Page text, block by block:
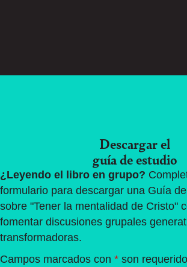
Descargar el
guía de estudio
¿Leyendo el libro en grupo?
formulario para descargar una Guía
sobre "Tener la mentalidad de Cristo"
fomentar discusiones grupales
transformadoras.
Campos marcados con * son